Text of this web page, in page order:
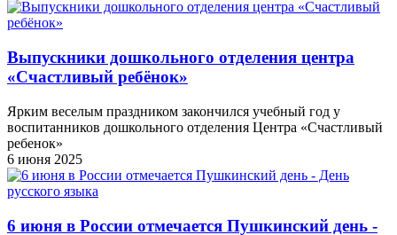
Выпускники дошкольного отделения центра
«Счастливый ребёнок»
Ярким веселым праздником закончился учебный год у
воспитанников дошкольного отделения Центра «Счастливый
ребенок»
6 июня 2025
6 июня в России отмечается Пушкинский день -